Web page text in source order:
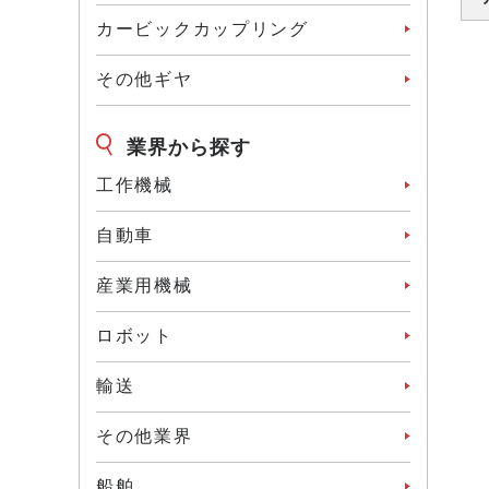
カービックカップリング
その他ギヤ
業界から探す
工作機械
⾃動⾞
産業⽤機械
ロボット
輸送
その他業界